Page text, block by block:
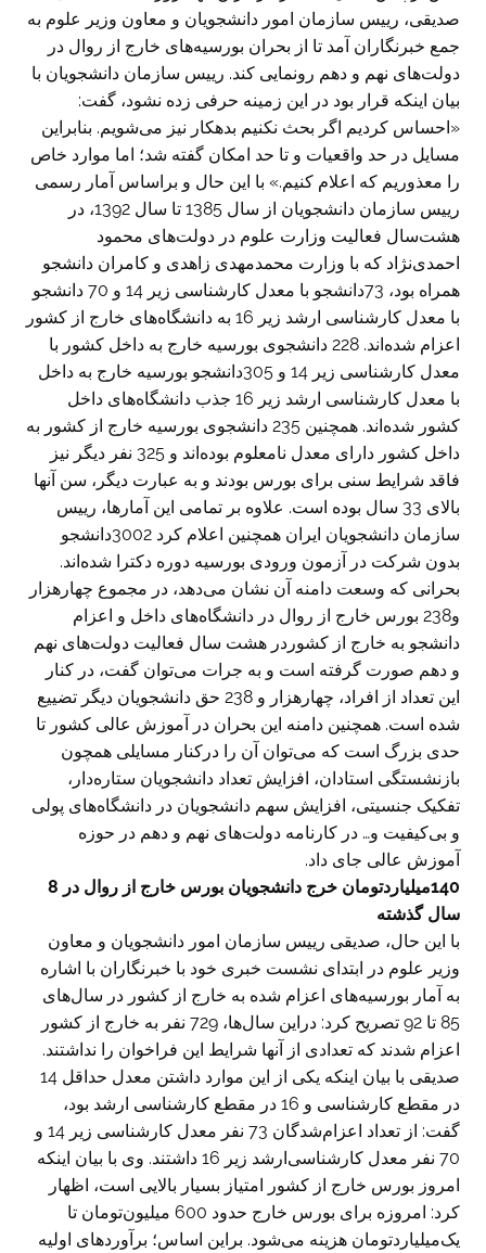
صدیقی، رییس سازمان امور دانشجویان و معاون وزیر علوم به
جمع خبرنگاران آمد تا از بحران بورسیه‌های خارج از روال در
دولت‌های نهم و دهم رونمایی کند. رییس سازمان دانشجویان با
بیان اینکه قرار بود در این زمینه حرفی زده نشود، گفت:
«احساس کردیم اگر بحث نکنیم بدهکار نیز می‌شویم. بنابراین
مسایل در حد واقعیات و تا حد امکان گفته شد؛ اما موارد خاص
را معذوریم که اعلام کنیم.» با این حال و براساس آمار رسمی
رییس سازمان دانشجویان از سال 1385 تا سال 1392، در
هشت‌سال فعالیت وزارت علوم در دولت‌های محمود
احمدی‌نژاد که با وزارت محمدمهدی زاهدی و کامران دانشجو
همراه بود، 73دانشجو با معدل کارشناسی زیر 14 و 70 دانشجو
با معدل کارشناسی ارشد زیر 16 به دانشگاه‌های خارج از کشور
اعزام شده‌اند. 228 دانشجوی بورسیه خارج به داخل کشور با
معدل کارشناسی زیر 14 و 305دانشجو بورسیه خارج به داخل
با معدل کارشناسی ارشد زیر 16 جذب دانشگاه‌های داخل
کشور شده‌اند. همچنین 235 دانشجوی بورسیه خارج از کشور به
داخل کشور دارای معدل نامعلوم بوده‌اند و 325 نفر دیگر نیز
فاقد شرایط سنی برای بورس بودند و به عبارت دیگر، سن آنها
بالای 33 سال بوده است. علاوه بر تمامی این آمار‌ها، رییس
سازمان دانشجویان ایران همچنین اعلام کرد 3002دانشجو
بدون شرکت در آزمون ورودی بورسیه دوره دکترا شده‌اند.
بحرانی که وسعت دامنه آن نشان می‌دهد، در مجموع چهارهزار
و238 بورس خارج از روال در دانشگاه‌های داخل و اعزام
دانشجو به خارج از کشوردر هشت سال فعالیت دولت‌های نهم
و دهم صورت گرفته است و به جرات می‌توان گفت، در کنار
این تعداد از افراد، چهارهزار و 238 حق دانشجویان دیگر تضییع
شده است. همچنین دامنه این بحران در آموزش عالی کشور تا
حدی بزرگ است که می‌توان آن را درکنار مسایلی همچون
بازنشستگی استادان، افزایش تعداد دانشجویان ستاره‌دار،
تفکیک جنسیتی، افزایش سهم دانشجویان در دانشگاه‌های پولی
و بی‌کیفیت و… در کارنامه دولت‌های نهم و دهم در حوزه
آموزش عالی جای داد.
140میلیاردتومان خرج دانشجویان بورس خارج از روال در 8
سال گذشته
با این حال، صدیقی رییس سازمان امور دانشجویان و معاون
وزیر علوم در ابتدای نشست خبری خود با خبرنگاران با اشاره
به آمار بورسیه‌های اعزام شده به خارج از کشور در سال‌های
85 تا 92 تصریح کرد: دراین سال‌ها، 729 نفر به خارج از کشور
اعزام شدند که تعدادی از آنها شرایط این فراخوان را نداشتند.
صدیقی با بیان اینکه یکی از این موارد داشتن معدل حداقل 14
در مقطع کارشناسی و 16 در مقطع کارشناسی ارشد بود،
گفت: از تعداد اعزام‌شدگان 73 نفر معدل کارشناسی زیر 14 و
70 نفر معدل کارشناسی‌ارشد زیر 16 داشتند. وی با بیان اینکه
امروز بورس خارج از کشور امتیاز بسیار بالایی است، اظهار
کرد: امروزه برای بورس خارج حدود 600 میلیون‌تومان تا
یک‌میلیاردتومان هزینه می‌شود. براین اساس؛ برآورد‌های اولیه